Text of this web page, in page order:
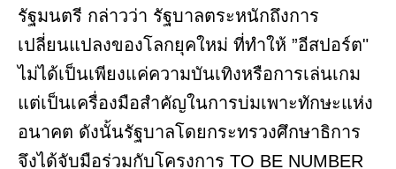
รัฐมนตรี กล่าวว่า รัฐบาลตระหนักถึงการ
เปลี่ยนแปลงของโลกยุคใหม่ ที่ทำให้ ”อีสปอร์ต"
ไม่ได้เป็นเพียงแค่ความบันเทิงหรือการเล่นเกม
แต่เป็นเครื่องมือสำคัญในการบ่มเพาะทักษะแห่ง
อนาคต ดังนั้นรัฐบาลโดยกระทรวงศึกษาธิการ
จึงได้จับมือร่วมกับโครงการ TO BE NUMBER